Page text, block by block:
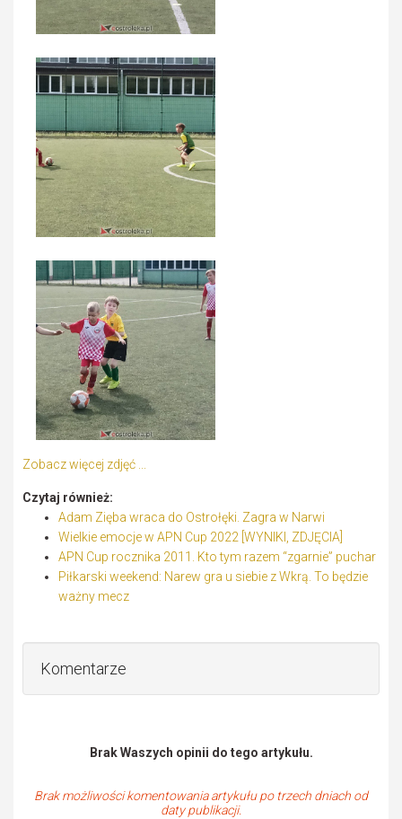
Zobacz więcej zdjęć ...
Czytaj również:
Adam Zięba wraca do Ostrołęki. Zagra w Narwi
Wielkie emocje w APN Cup 2022 [WYNIKI, ZDJĘCIA]
APN Cup rocznika 2011. Kto tym razem “zgarnie” puchar
Piłkarski weekend: Narew gra u siebie z Wkrą. To będzie
ważny mecz
Komentarze
Brak Waszych opinii do tego artykułu.
Brak możliwości komentowania artykułu po trzech dniach od
daty publikacji.